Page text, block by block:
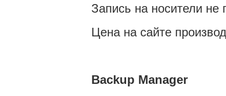
Запись на носители не
Цена на сайте
Backup Manager